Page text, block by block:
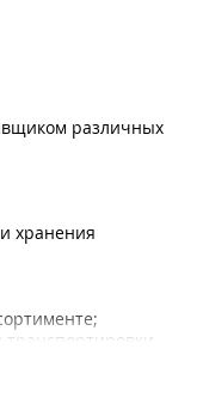
различных
хранения